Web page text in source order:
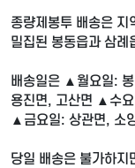
종량제봉투 배송은
밀집된 봉동읍과 삼
배송일은 ▲월요일:
용진면, 고산면 ▲수
▲금요일: 상관면, 소
당일 배송은 불가하지